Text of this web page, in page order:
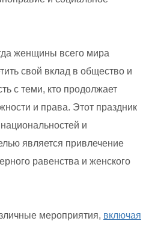
женщины всего мира
свой вклад в общество и
с теми, кто продолжает
и права. Этот праздник
и
является привлечение
равенства и женского
мероприятия, включая